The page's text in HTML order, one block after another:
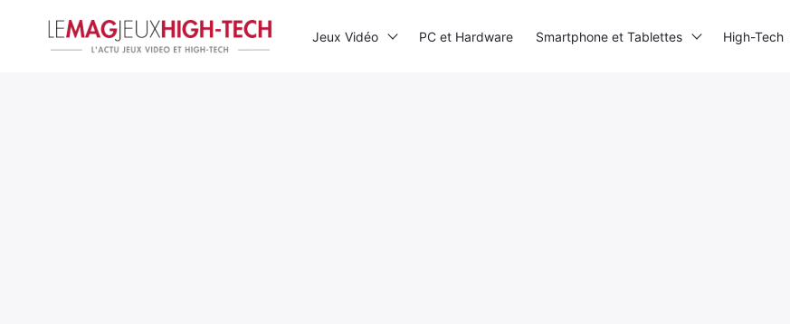
Jeux Vidéo PC et Hardware Smartphone et Tablettes High-Tech